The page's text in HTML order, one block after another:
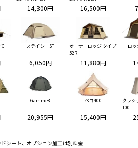
14,300円 16,500円
ステイシーST
6,050円
オーナーロッジ タイプ
52R
11,880円
ロ
Gamme8
20,955円
ベロ400
15,400円
クラシ
100
シート、オプション加工は別料金